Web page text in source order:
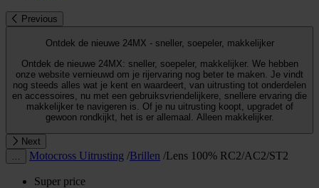
Previous
Ontdek de nieuwe 24MX - sneller, soepeler, makkelijker
Ontdek de nieuwe 24MX: sneller, soepeler, makkelijker. We hebben
onze website vernieuwd om je rijervaring nog beter te maken. Je vindt
nog steeds alles wat je kent en waardeert, van uitrusting tot onderdelen
en accessoires, nu met een gebruiksvriendelijkere, snellere ervaring die
makkelijker te navigeren is. Of je nu uitrusting koopt, upgradet of
gewoon rondkijkt, het is er allemaal. Alleen makkelijker.
Next
Motocross Uitrusting /Brillen /Lens 100% RC2/AC2/ST2
Super price